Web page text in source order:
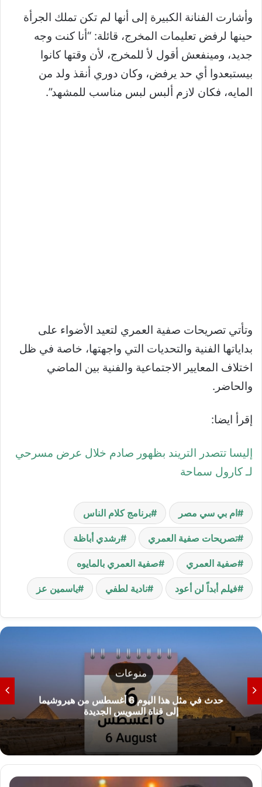
وأشارت الفنانة الكبيرة إلى أنها لم تكن تملك الجرأة
حينها لرفض تعليمات المخرج، قائلة: “أنا كنت وجه
جديد، ومينفعش أقول لأ للمخرج، لأن وقتها كانوا
بيستبعدوا أي حد يرفض، وكان دوري أنقذ ولد من
المايه، فكان لازم ألبس لبس مناسب للمشهد”.
وتأتي تصريحات صفية العمري لتعيد الأضواء على
بداياتها الفنية والتحديات التي واجهتها، خاصة في ظل
اختلاف المعايير الاجتماعية والفنية بين الماضي
والحاضر.
إقرأ ايضا:
إليسا تتصدر التريند بظهور صادم خلال عرض مسرحي
لـ كارول سماحة
ام بي سي مصر برنامج كلام الناس
تصريحات صفية العمري رشدي أباظة
صفية العمري صفية العمري بالمايوه
فيلم أبداً لن أعود نادية لطفي ياسمين عز
منوعات
حدث في مثل هذا اليوم 6 أغسطس من هيروشيما
إلى قناة السويس الجديدة
ف